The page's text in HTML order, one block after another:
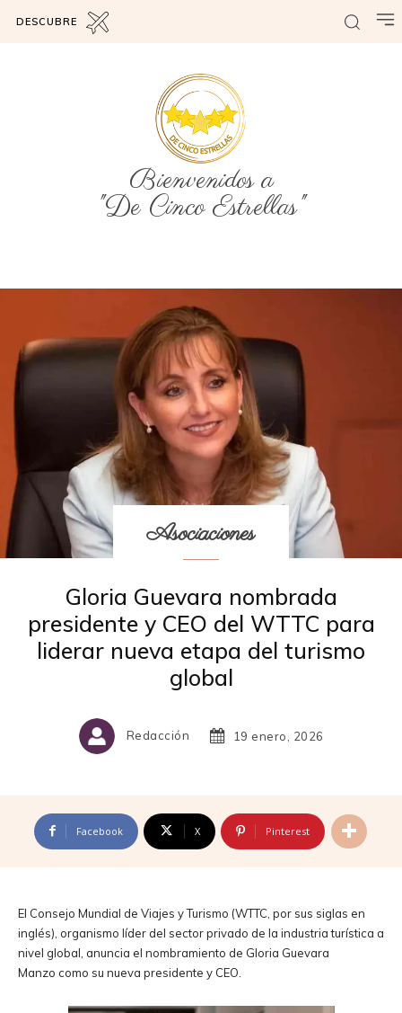
DESCUBRE
Bienvenidos a
"De Cinco Estrellas"
Asociaciones
Gloria Guevara nombrada
presidente y CEO del WTTC para
liderar nueva etapa del turismo
global
Redacción 19 enero, 2026
Facebook X Pinterest
El Consejo Mundial de Viajes y Turismo (WTTC, por sus siglas en
inglés), organismo líder del sector privado de la industria turística a
nivel global, anuncia el nombramiento de Gloria Guevara
Manzo como su nueva presidente y CEO.